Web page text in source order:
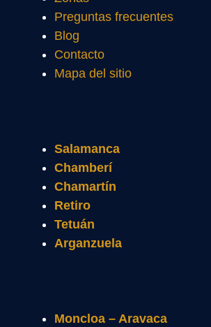
Preguntas frecuentes
Blog
Contacto
Mapa del sitio
Salamanca
Chamberí
Chamartín
Retiro
Tetuán
Arganzuela
Moncloa – Aravaca